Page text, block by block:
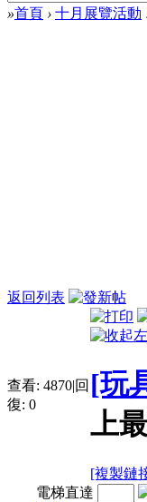
»首頁 › 十月展覽活動
返回列表
查看: 4870|回
復: 0
[玩
上
[複製鏈
電梯直達